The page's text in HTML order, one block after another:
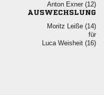
  
AUSWECHSLUNG
  
für
  